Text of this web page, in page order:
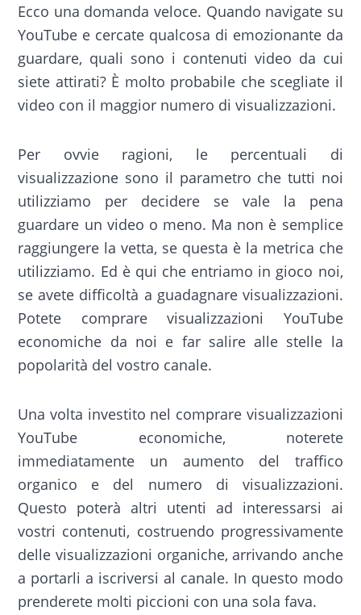
Ecco una domanda veloce. Quando navigate su
YouTube e cercate qualcosa di emozionante da
guardare, quali sono i contenuti video da cui
siete attirati? È molto probabile che scegliate il
video con il maggior numero di visualizzazioni.
Per ovvie ragioni, le percentuali di
visualizzazione sono il parametro che tutti noi
utilizziamo per decidere se vale la pena
guardare un video o meno. Ma non è semplice
raggiungere la vetta, se questa è la metrica che
utilizziamo. Ed è qui che entriamo in gioco noi,
se avete difficoltà a guadagnare visualizzazioni.
Potete comprare visualizzazioni YouTube
economiche da noi e far salire alle stelle la
popolarità del vostro canale.
Una volta investito nel comprare visualizzazioni
YouTube economiche, noterete
immediatamente un aumento del traffico
organico e del numero di visualizzazioni.
Questo poterà altri utenti ad interessarsi ai
vostri contenuti, costruendo progressivamente
delle visualizzazioni organiche, arrivando anche
a portarli a iscriversi al canale. In questo modo
prenderete molti piccioni con una sola fava.